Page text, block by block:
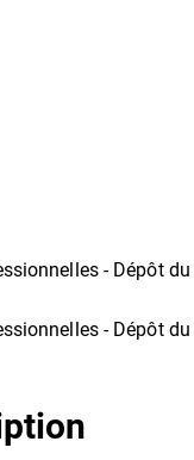
- Dépôt
- Dépôt